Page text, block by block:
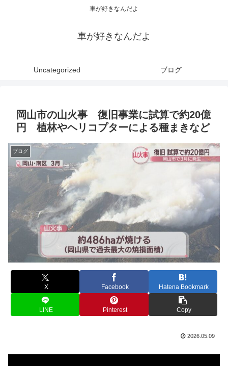
車が好きなんだよ
車が好きなんだよ
Uncategorized ブログ
岡山市の山火事 復旧事業に試算で約20億
円 植林やヘリコプターによる種まきなど
ブログ
X Facebook Hatena Bookmark
LINE Pinterest Copy
2026.05.09